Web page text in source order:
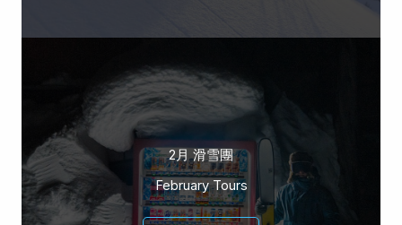
2月 滑雪團
February Tours